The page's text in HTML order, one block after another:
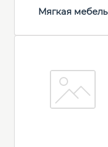
Мягкая мебель